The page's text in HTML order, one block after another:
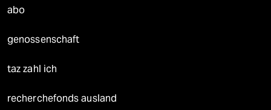
abo
genossenschaft
taz zahl ich
recherchefonds ausland